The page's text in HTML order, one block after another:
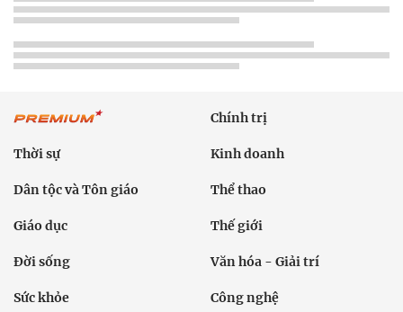
Chính trị
Thời sự Kinh doanh
Dân tộc và Tôn giáo Thể thao
Giáo dục Thế giới
Đời sống Văn hóa - Giải trí
Sức khỏe Công nghệ